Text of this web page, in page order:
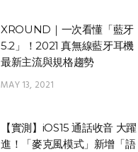
XROUND｜一次看懂「藍牙
5.2」！2021 真無線藍牙耳機
最新主流與規格趨勢
MAY 13, 2021
【實測】iOS15 通話收音 大躍
進！「麥克風模式」新增「語